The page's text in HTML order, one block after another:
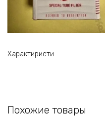
Характиристи
Похожие товары